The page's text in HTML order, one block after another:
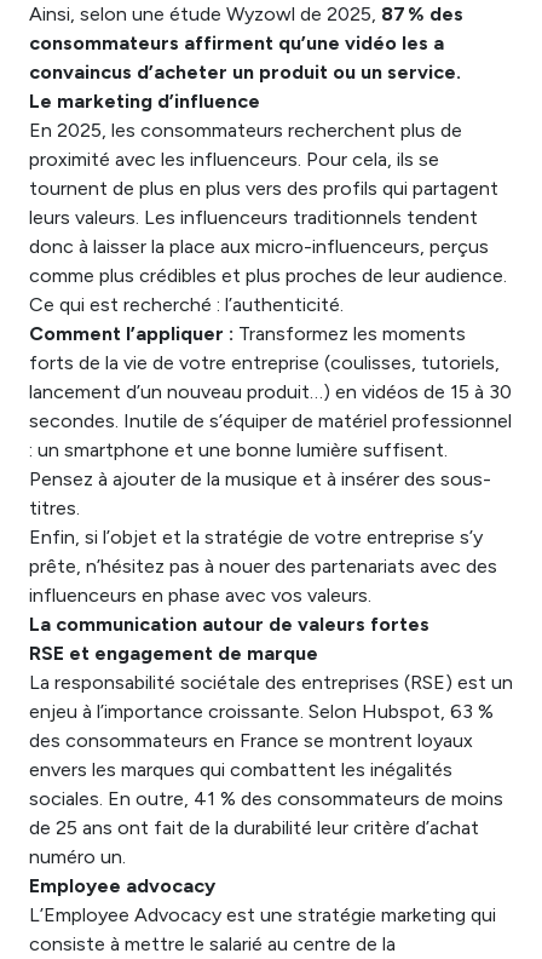
Ainsi, selon une étude Wyzowl de 2025, 87 % des
consommateurs affirment qu’une vidéo les a
convaincus d’acheter un produit ou un service.
Le marketing d’influence
En 2025, les consommateurs recherchent plus de
proximité avec les influenceurs. Pour cela, ils se
tournent de plus en plus vers des profils qui partagent
leurs valeurs. Les influenceurs traditionnels tendent
donc à laisser la place aux micro-influenceurs, perçus
comme plus crédibles et plus proches de leur audience.
Ce qui est recherché : l’authenticité.
Comment l’appliquer : Transformez les moments
forts de la vie de votre entreprise (coulisses, tutoriels,
lancement d’un nouveau produit…) en vidéos de 15 à 30
secondes. Inutile de s’équiper de matériel professionnel
: un smartphone et une bonne lumière suffisent.
Pensez à ajouter de la musique et à insérer des sous-
titres.
Enfin, si l’objet et la stratégie de votre entreprise s’y
prête, n’hésitez pas à nouer des partenariats avec des
influenceurs en phase avec vos valeurs.
La communication autour de valeurs fortes
RSE et engagement de marque
La responsabilité sociétale des entreprises (RSE) est un
enjeu à l’importance croissante. Selon Hubspot, 63 %
des consommateurs en France se montrent loyaux
envers les marques qui combattent les inégalités
sociales. En outre, 41 % des consommateurs de moins
de 25 ans ont fait de la durabilité leur critère d’achat
numéro un.
Employee advocacy
L’Employee Advocacy est une stratégie marketing qui
consiste à mettre le salarié au centre de la